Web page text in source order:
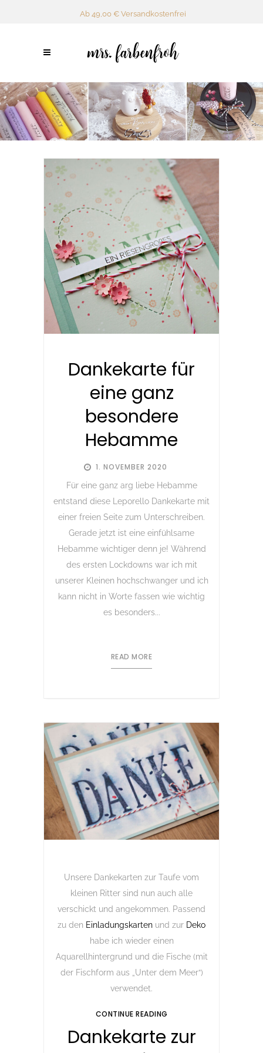
Ab 49,00 € Versandkostenfrei
1. NOVEMBER 2020
Dankekarte für
eine ganz
besondere
Hebamme
Für eine ganz arg liebe Hebamme
entstand diese Leporello Dankekarte mit
einer freien Seite zum Unterschreiben.
Gerade jetzt ist eine einfühlsame
Hebamme wichtiger denn je! Während
des ersten Lockdowns war ich mit
unserer Kleinen hochschwanger und ich
kann nicht in Worte fassen wie wichtig
es besonders...
READ MORE
Dankekarte zur
Unsere Dankekarten zur Taufe vom
kleinen Ritter sind nun auch alle
verschickt und angekommen. Passend
zu den Einladungskarten und zur Deko
habe ich wieder einen
Aquarellhintergrund und die Fische (mit
der Fischform aus „Unter dem Meer“)
verwendet.
CONTINUE READING